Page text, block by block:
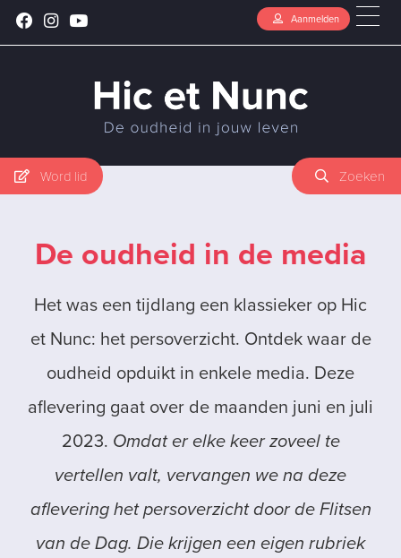
Aanmelden
Word lid Zoeken
De oudheid in de media
Het was een tijdlang een klassieker op Hic
et Nunc: het persoverzicht. Ontdek waar de
oudheid opduikt in enkele media. Deze
aflevering gaat over de maanden juni en juli
2023. Omdat er elke keer zoveel te
vertellen valt, vervangen we na deze
aflevering het persoverzicht door de Flitsen
van de Dag. Die krijgen een eigen rubriek